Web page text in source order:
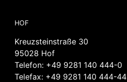
HOF
Kreuzsteinstraße 30
95028 Hof
Telefon: +49 9281 140 444-0
Telefax: +49 9281 140 444-44